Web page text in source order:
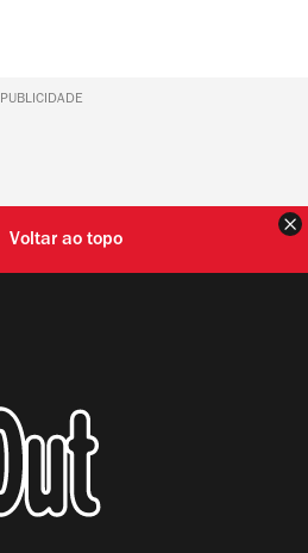
PUBLICIDADE
Voltar ao topo